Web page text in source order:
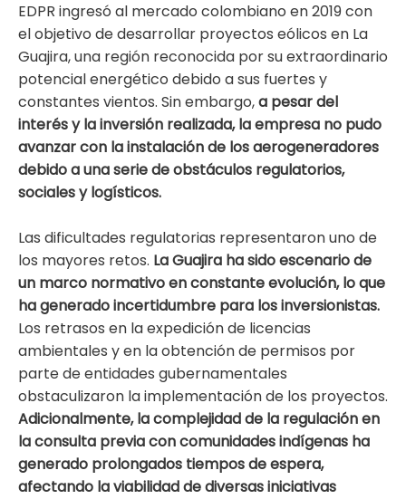
EDPR ingresó al mercado colombiano en 2019 con
el objetivo de desarrollar proyectos eólicos en La
Guajira, una región reconocida por su extraordinario
potencial energético debido a sus fuertes y
constantes vientos. Sin embargo,a pesar del
interés y la inversión realizada, la empresa no pudo
avanzar con la instalación de los aerogeneradores
debido a una serie de obstáculos regulatorios,
sociales y logísticos.
Las dificultades regulatorias representaron uno de
los mayores retos. La Guajira ha sido escenario de
un marco normativo en constante evolución, lo que
ha generado incertidumbre para los inversionistas.
Los retrasos en la expedición de licencias
ambientales y en la obtención de permisos por
parte de entidades gubernamentales
obstaculizaron la implementación de los proyectos.
Adicionalmente, la complejidad de la regulación en
la consulta previa con comunidades indígenas ha
generado prolongados tiempos de espera,
afectando la viabilidad de diversas iniciativas